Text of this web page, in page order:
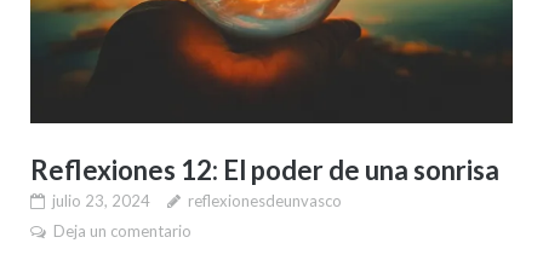
Reflexiones 12: El poder de una sonrisa
julio 23, 2024
reflexionesdeunvasco
Deja un comentario